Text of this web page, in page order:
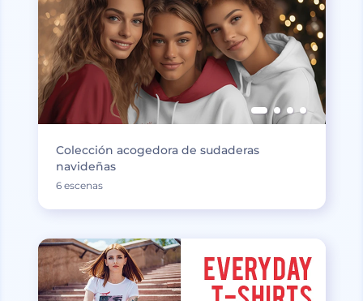
Colección acogedora de sudaderas
navideñas
6 escenas